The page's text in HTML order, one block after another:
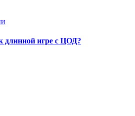
длинной игре с ЦОД?